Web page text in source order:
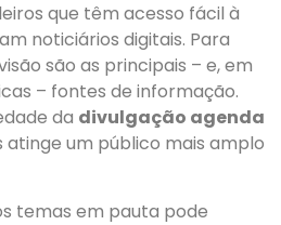
que têm acesso fácil à
noticiários digitais. Para
são as principais – e, em
– fontes de informação.
da divulgação agenda
atinge um público mais amplo
temas em pauta pode